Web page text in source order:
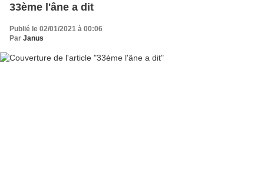
33ème l'âne a dit
Publié le 02/01/2021 à 00:06
Par Janus